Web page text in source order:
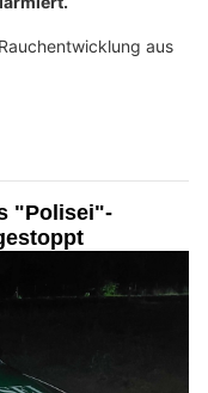
aus
"Polisei"-